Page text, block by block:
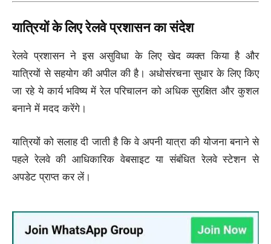
यात्रियों के लिए रेलवे प्रशासन का संदेश
रेलवे प्रशासन ने इस असुविधा के लिए खेद व्यक्त किया है और
यात्रियों से सहयोग की अपील की है। अधोसंरचना सुधार के लिए किए
जा रहे ये कार्य भविष्य में रेल परिचालन को अधिक सुरक्षित और कुशल
बनाने में मदद करेंगे।
यात्रियों को सलाह दी जाती है कि वे अपनी यात्रा की योजना बनाने से
पहले रेलवे की आधिकारिक वेबसाइट या संबंधित रेलवे स्टेशन से
अपडेट प्राप्त कर लें।